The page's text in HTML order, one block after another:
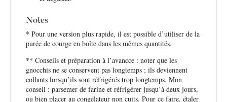
Notes
* Pour une version plus rapide, il est possible d’utiliser de la
purée de courge en boîte dans les mêmes quantités.
** Conseils et préparation à l’avancce : noter que les
gnocchis ne se conservent pas longtemps ; ils deviennent
collants lorsqu’ils sont réfrigérés trop longtemps. Mon
conseil : parsemer de farine et réfrigérer jusqu’à deux jours,
ou bien placer au congélateur non cuits. Pour ce faire, étaler